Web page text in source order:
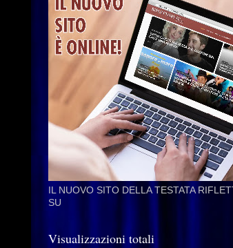
IL NUOVO SITO DELLA TESTATA
SU
Visualizzazioni totali